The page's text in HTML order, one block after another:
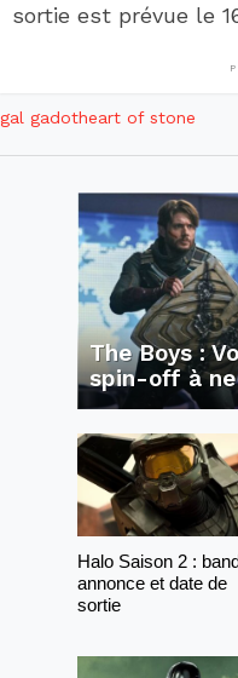
sortie est prévue le
gal gadotheart of stone
The Boys :
spin-off à
Halo Saison 2 :
annonce et date de
sortie